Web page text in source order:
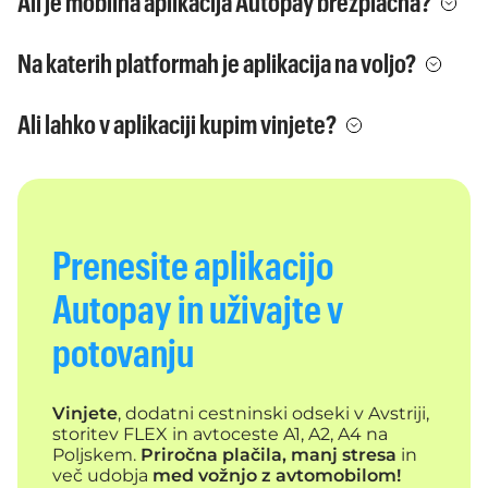
Na katerih platformah je aplikacija na voljo?
Ali lahko v aplikaciji kupim vinjete?
Prenesite aplikacijo
Autopay in uživajte v
potovanju
Vinjete, dodatni cestninski odseki v Avstriji,
storitev FLEX in avtoceste A1, A2, A4 na
Poljskem. Priročna plačila, manj stresa in
več udobja med vožnjo z avtomobilom!